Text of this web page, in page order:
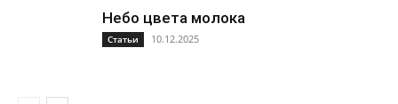
Небо цвета молока
Статьи 10.12.2025